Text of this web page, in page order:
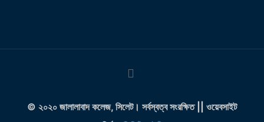
© ২০২০ জালালাবাদ কলেজ, সিলেট। সর্বস্বত্ব সংরক্ষিত || ওয়েবসাইট